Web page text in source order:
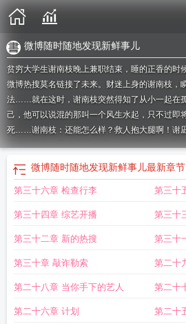
微博随时随地发现新鲜事儿
贫穷大学生谢南枝晚上兼职结束，睡的正香的时
微博热搜莫名链接了未来。财迷上身的谢南枝，
法……就在这时，谢南枝突然得知了从小一起在
己，他可以说混的那叫一个风生水起，只不过即
死……谢南枝：还能怎么样？救人抱大腿啊！谢
源自然不少，看着“救”了自己一命的青梅，表示
“古人有句话说得好，救命之恩，当以身……”谢
谢南枝抢了话头。“救命之恩，那综艺来报，我要
枝，我恨你是块木头！cgtn 微博data
现微博发展逆袭史“微博” 新浪微博未来微博
事儿微博概念股微博通行 微博随时随地新鲜
微博随时随地发现新鲜事儿最新章节
第三十六章 检查行李 第三十
第三十四章 综艺开播 第三十
第三十二章 新的热搜 第三十
第三十章 敲诈勒索 第二十
第二十八章 当你手下的艺人 第二十
第二十六章 计划 第二十